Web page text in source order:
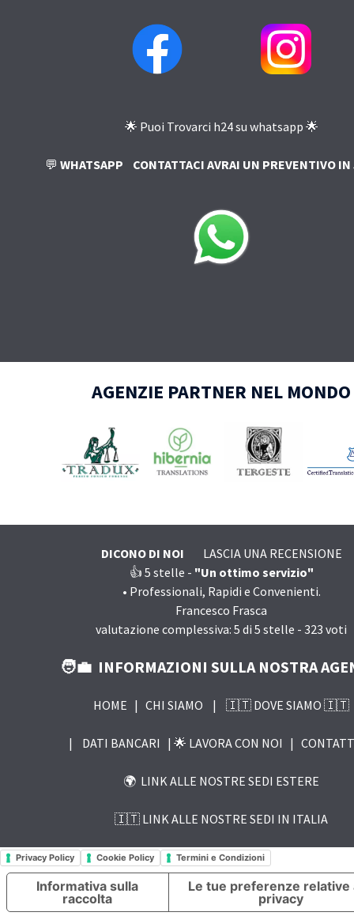
🌟 Puoi Trovarci h24 su whatsapp 🌟
💬 WHATSAPP CONTATTACI AVRAI UN PREVENTIVO
AGENZIE PARTNER NEL MONDO
DICONO DI NOI
LASCIA UNA RECENSIONE
👍 5 stelle - "Un ottimo servizio"
• Professionali, Rapidi e Convenienti.
Francesco Frasca
valutazione complessiva: 5 di 5 stelle - 323 voti
🧑‍💼 INFORMAZIONI SULLA NOSTRA
HOME | CHI SIAMO | 🇮🇹 DOVE SIAMO 🇮🇹
| DATI BANCARI | 🌟 LAVORA CON NOI |
🌍 LINK ALLE NOSTRE SEDI ESTERE
🇮🇹 LINK ALLE NOSTRE SEDI IN ITALIA
Privacy Policy Cookie Policy Termini e Condizioni
Informativa sulla
raccolta
Le tue preferenze relative
privacy